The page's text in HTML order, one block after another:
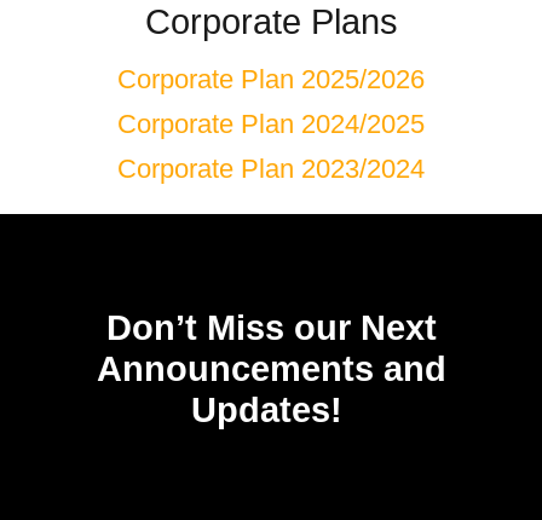
Corporate Plans
Corporate Plan 2025/2026
Corporate Plan 2024/2025
Corporate Plan 2023/2024
Don’t Miss our Next
Announcements and
Updates!